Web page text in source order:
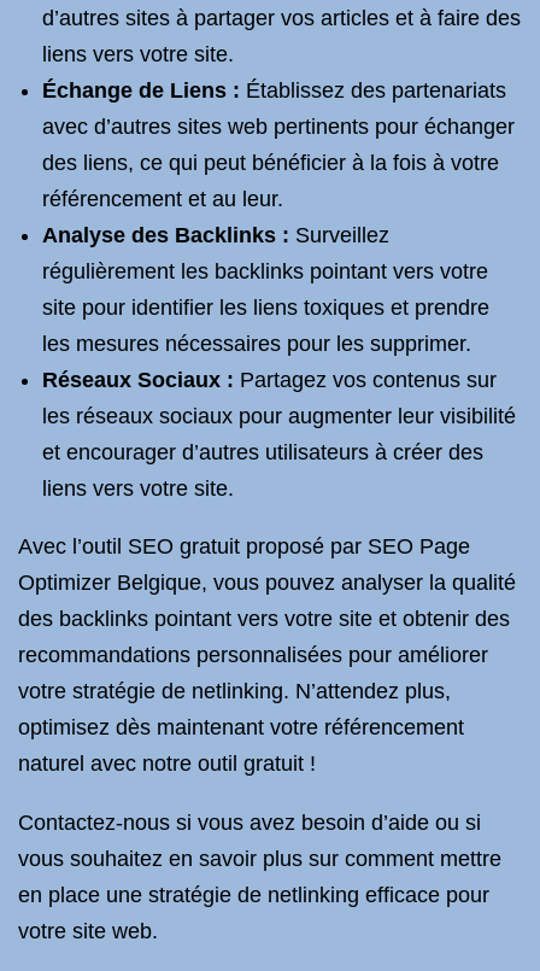
d’autres sites à partager vos articles et à faire des
liens vers votre site.
Échange de Liens : Établissez des partenariats
avec d’autres sites web pertinents pour échanger
des liens, ce qui peut bénéficier à la fois à votre
référencement et au leur.
Analyse des Backlinks : Surveillez
régulièrement les backlinks pointant vers votre
site pour identifier les liens toxiques et prendre
les mesures nécessaires pour les supprimer.
Réseaux Sociaux : Partagez vos contenus sur
les réseaux sociaux pour augmenter leur visibilité
et encourager d’autres utilisateurs à créer des
liens vers votre site.
Avec l’outil SEO gratuit proposé par SEO Page
Optimizer Belgique, vous pouvez analyser la qualité
des backlinks pointant vers votre site et obtenir des
recommandations personnalisées pour améliorer
votre stratégie de netlinking. N’attendez plus,
optimisez dès maintenant votre référencement
naturel avec notre outil gratuit !
Contactez-nous si vous avez besoin d’aide ou si
vous souhaitez en savoir plus sur comment mettre
en place une stratégie de netlinking efficace pour
votre site web.